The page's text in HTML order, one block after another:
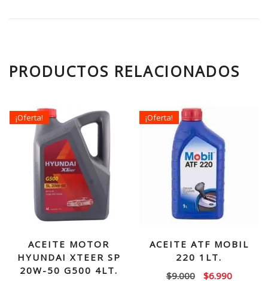
PRODUCTOS RELACIONADOS
¡Oferta!
ACEITE MOTOR
HYUNDAI XTEER SP
20W-50 G500 4LT.
¡Oferta!
ACEITE ATF MOBIL
220 1LT.
$9.000 El
$6.990El